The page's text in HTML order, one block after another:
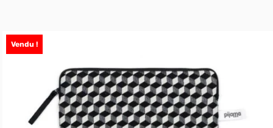
Vendu !